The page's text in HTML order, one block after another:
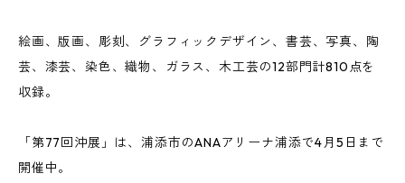
絵画、版画、彫刻、グラフィックデザイン、書芸、写真、陶
芸、漆芸、染色、織物、ガラス、木工芸の12部門計810点を
収録。
「第77回沖展」は、浦添市のANAアリーナ浦添で4月5日まで
開催中。